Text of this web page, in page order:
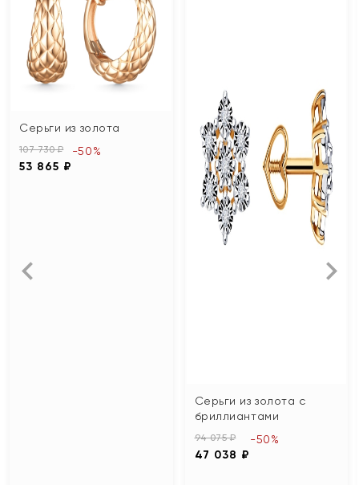
Серьги из золота
107 730 ₽
53 865 ₽
-50%
Серьги из золота с
бриллиантами
94 075 ₽
47 038 ₽
-50%